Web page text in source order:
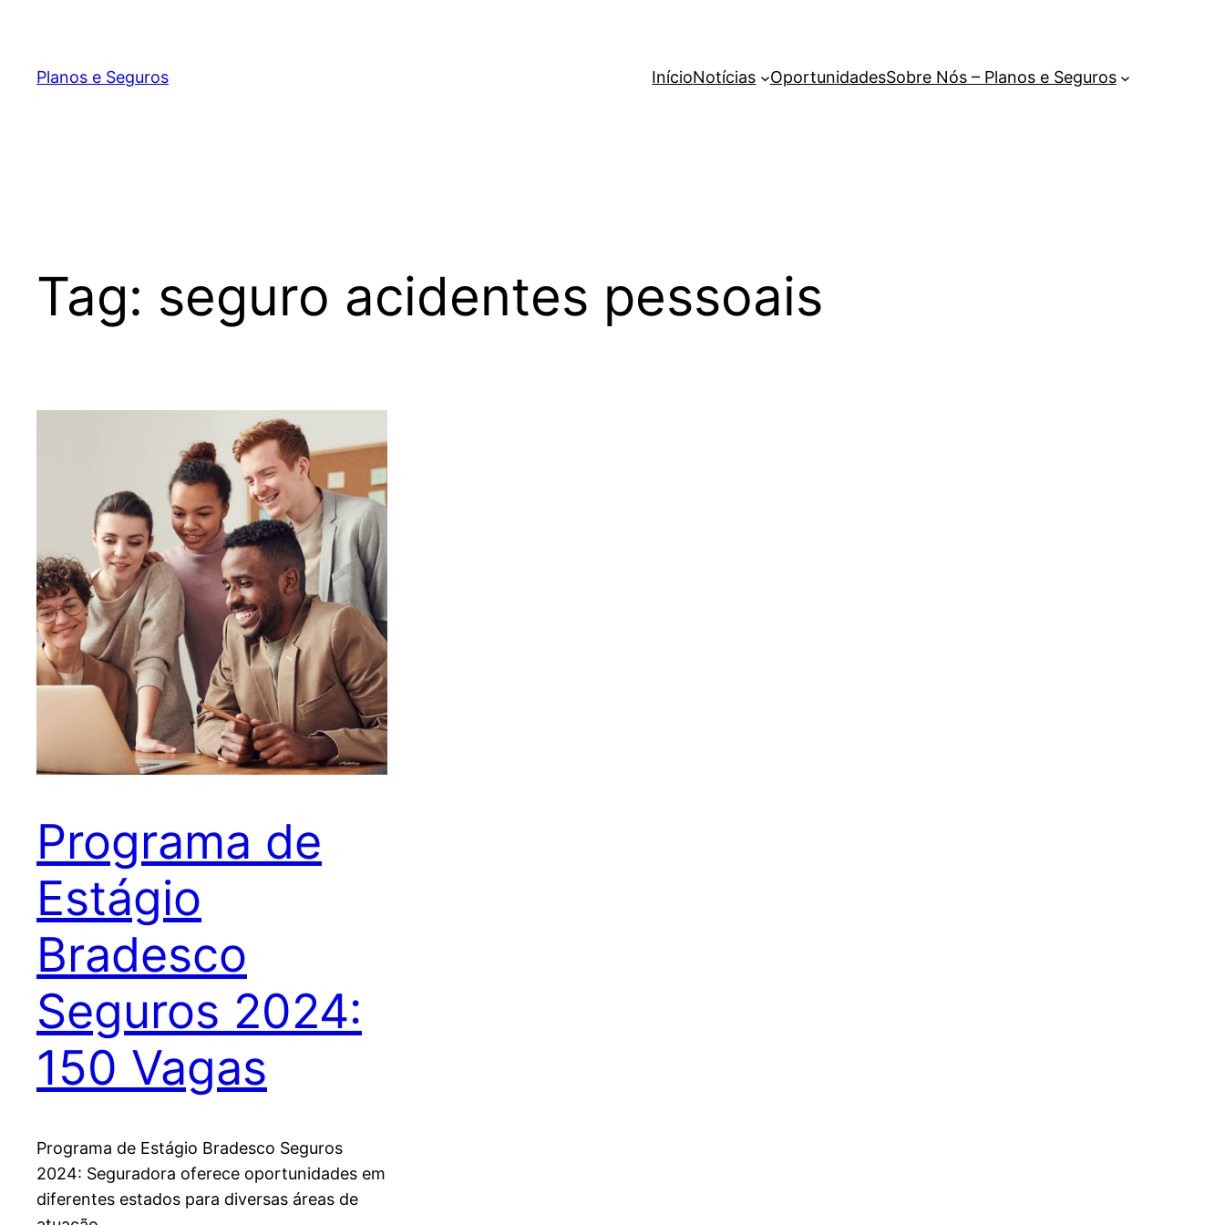
Planos e Seguros InícioNotícias OportunidadesSobre Nós – Planos e Seguros
Tag: seguro acidentes pessoais
Programa de
Estágio
Bradesco
Seguros 2024:
150 Vagas
Programa de Estágio Bradesco Seguros
2024: Seguradora oferece oportunidades em
diferentes estados para diversas áreas de